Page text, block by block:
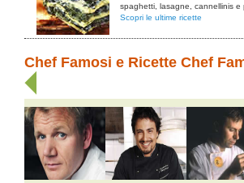
spaghetti, lasagne, cannellinis e
Scopri le ultime ricette
Chef Famosi e Ricette Chef